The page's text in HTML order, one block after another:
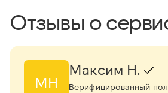
Отзывы о
МН
Максим Н.
Верифицированный